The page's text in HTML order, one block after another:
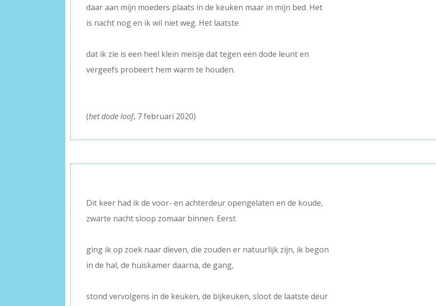
daar aan mijn moeders plaats in de keuken maar in mijn bed. Het
is nacht nog en ik wil niet weg. Het laatste
dat ik zie is een heel klein meisje dat tegen een dode leunt en
vergeefs probeert hem warm te houden.
(het dode loof, 7 februari 2020)
Dit keer had ik de voor- en achterdeur opengelaten en de koude,
zwarte nacht sloop zomaar binnen. Eerst
ging ik op zoek naar dieven, die zouden er natuurlijk zijn, ik begon
in de hal, de huiskamer daarna, de gang,
stond vervolgens in de keuken, de bijkeuken, sloot de laatste deur